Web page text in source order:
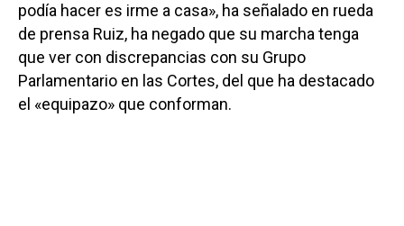
podía hacer es irme a casa», ha señalado en rueda
de prensa Ruiz, ha negado que su marcha tenga
que ver con discrepancias con su Grupo
Parlamentario en las Cortes, del que ha destacado
el «equipazo» que conforman.